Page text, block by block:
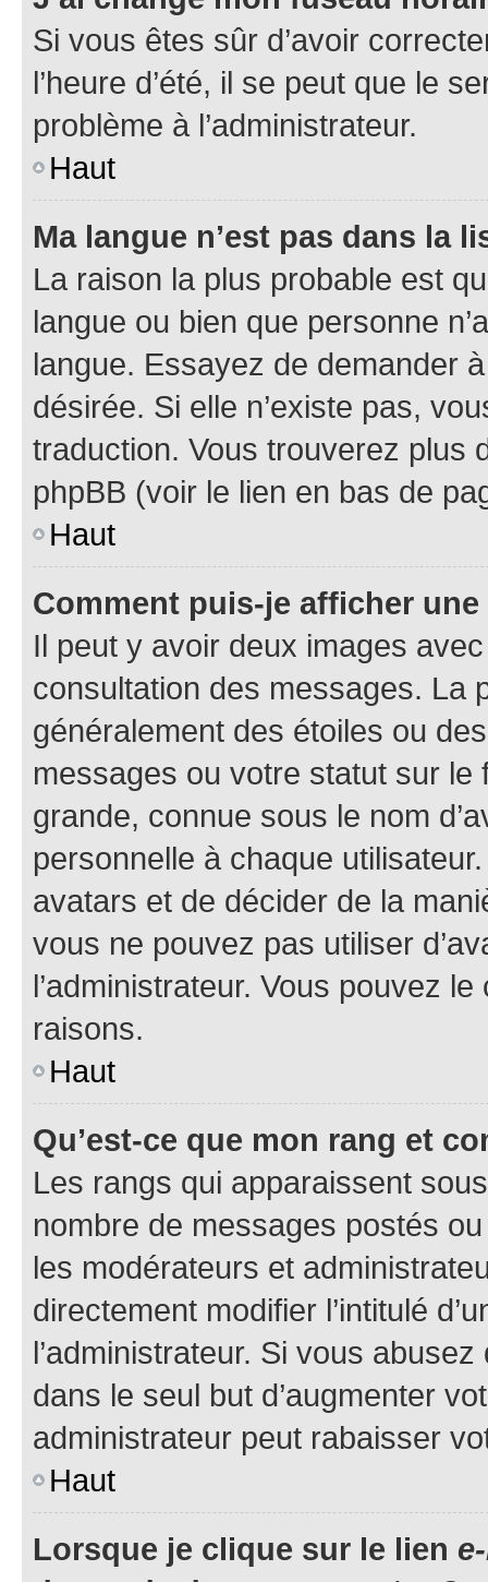
Si vous êtes sûr d’avoir
l’heure d’été, il se peut que le
problème à l’administrateur.
Haut
Ma langue n’est pas dans la
La raison la plus probable est
langue ou bien que personne
langue. Essayez de demander
désirée. Si elle n’existe pas,
traduction. Vous trouverez plus
phpBB (voir le lien en bas de
Haut
Comment puis-je afficher
Il peut y avoir deux images
consultation des messages. La
généralement des étoiles ou
messages ou votre statut sur
grande, connue sous le nom
personnelle à chaque utilisateur.
avatars et de décider de la
vous ne pouvez pas utiliser
l’administrateur. Vous pouvez
raisons.
Haut
Qu’est-ce que mon rang et
Les rangs qui apparaissent
nombre de messages postés
les modérateurs et
directement modifier l’intitulé
l’administrateur. Si vous
dans le seul but d’augmenter
administrateur peut rabaisser
Haut
Lorsque je clique sur le lien